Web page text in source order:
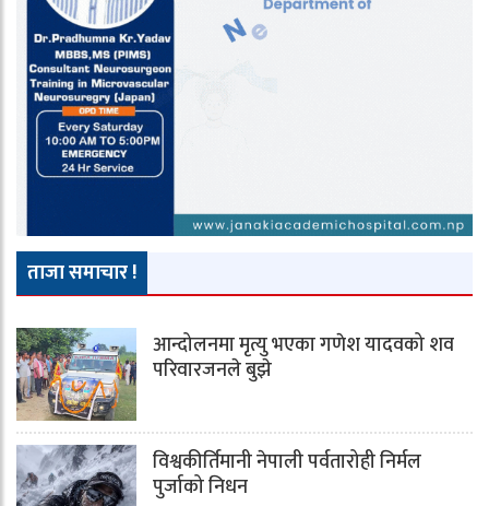
ताजा समाचार !
आन्दोलनमा मृत्यु भएका गणेश यादवको शव
परिवारजनले बुझे
विश्वकीर्तिमानी नेपाली पर्वतारोही निर्मल
पुर्जाको निधन